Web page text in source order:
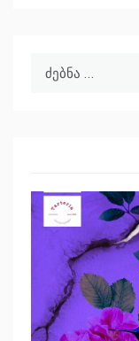
ძებნა: